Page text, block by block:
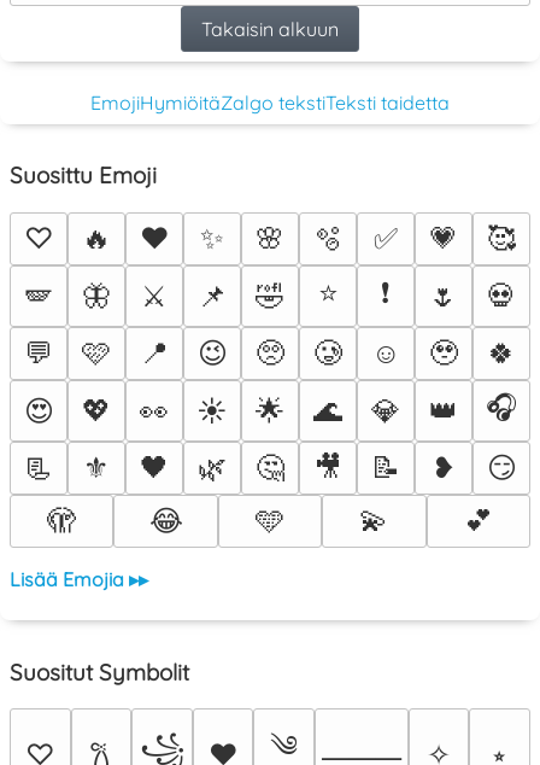
Takaisin alkuun
EmojiHymiöitäZalgo tekstiTeksti taidetta
Suosittu Emoji
♡ 🔥 ❤️ ✨ 🌸 🫧 ✅ 💗
🥰
🪽
🦋 ⚔️ 📌 🤣 ⭐ ❗ 🌷
💀
💬
🩷 📍 😉 🥺 🥲 ☺️ 🥹
🍀
😍
💖 👀 ☀️ 🌟 🌊 💎 👑
🎧
📃
⚜️ 🖤 🌿 🤔 🎥 📝 ❥
😏
🫣
😂 🩵 💫 💕
Lisää Emojia ▸▸
Suositut Symbolit
♡ 𐙚 ꧁ ♥ ༄ ⸻ ✧ ⭒